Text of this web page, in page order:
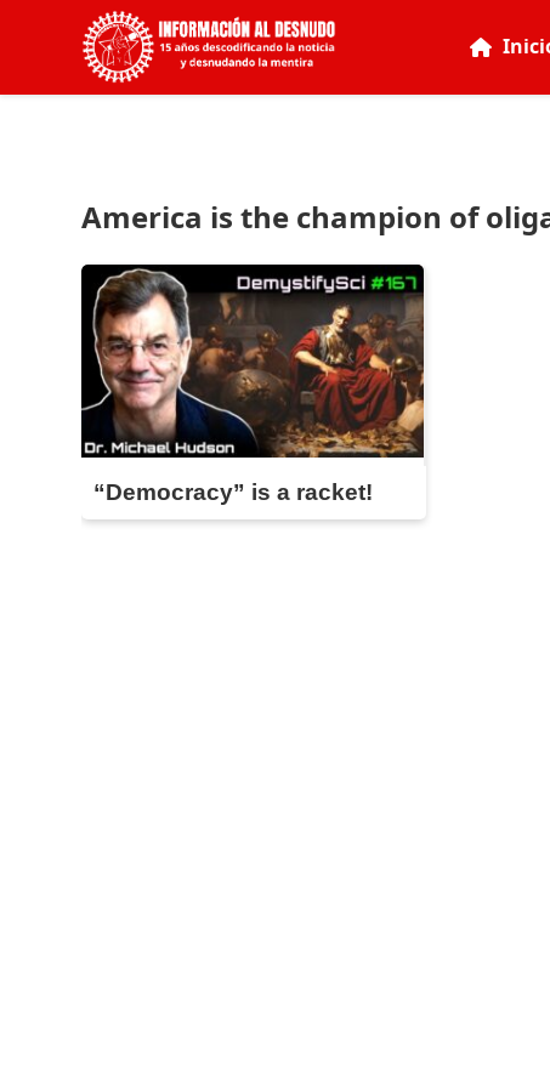
America is the champion of
“Democracy” is a racket!